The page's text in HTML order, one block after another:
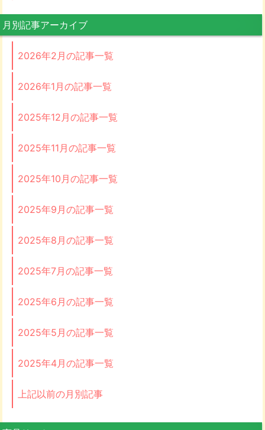
月別記事アーカイブ
2026年2月の記事一覧
2026年1月の記事一覧
2025年12月の記事一覧
2025年11月の記事一覧
2025年10月の記事一覧
2025年9月の記事一覧
2025年8月の記事一覧
2025年7月の記事一覧
2025年6月の記事一覧
2025年5月の記事一覧
2025年4月の記事一覧
上記以前の月別記事